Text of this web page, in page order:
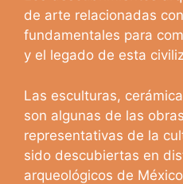
de arte relacionadas
fundamentales para
y el legado de esta
Las esculturas,
son algunas de las
representativas de la
sido descubiertas en
arqueológicos de